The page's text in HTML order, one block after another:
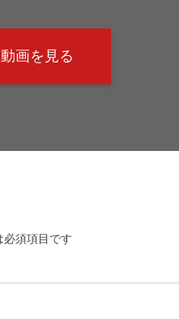
画を見る
必須項目です